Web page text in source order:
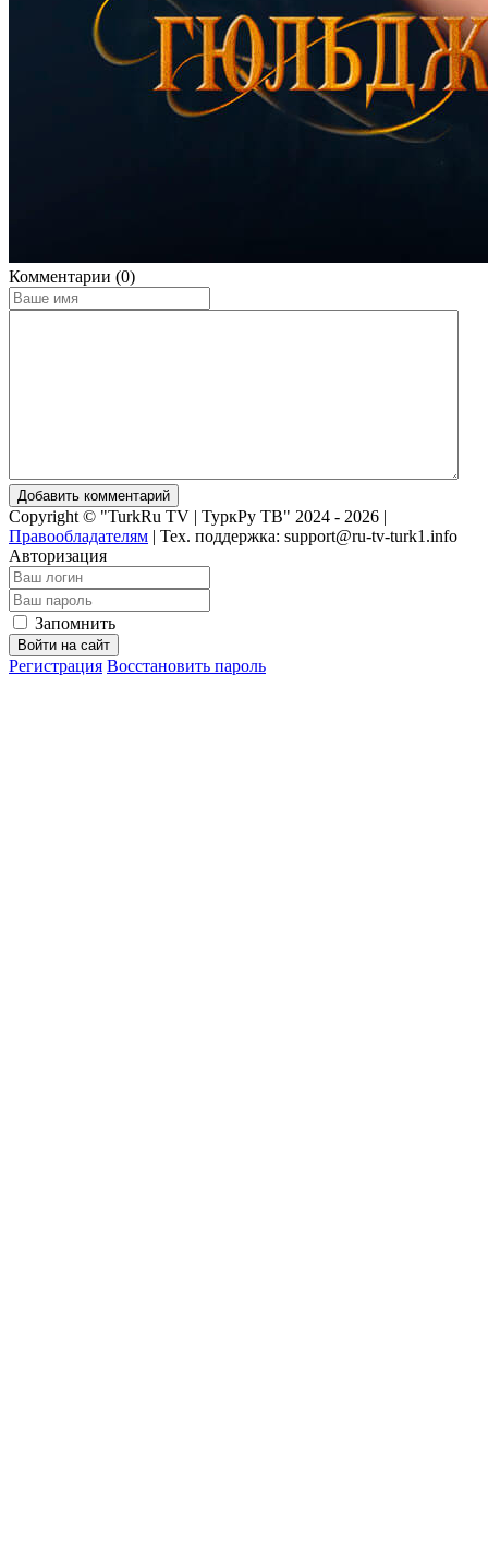
Комментарии (0)
Добавить комментарий
Copyright © "TurkRu TV | ТуркРу ТВ" 2024 - 2026 |
Правообладателям | Тех. поддержка: support@ru-tv-turk1.info
Авторизация
Запомнить
Войти на сайт
Регистрация Восстановить пароль